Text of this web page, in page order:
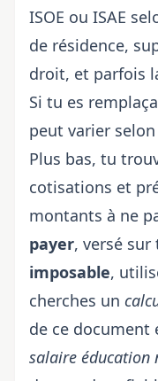
ISOE ou ISAE
de résidence,
droit, et parfois
Si tu es
peut varier
Plus bas, tu
cotisations et
montants à ne
payer, versé
imposable,
cherches un
de ce document
salaire éducation